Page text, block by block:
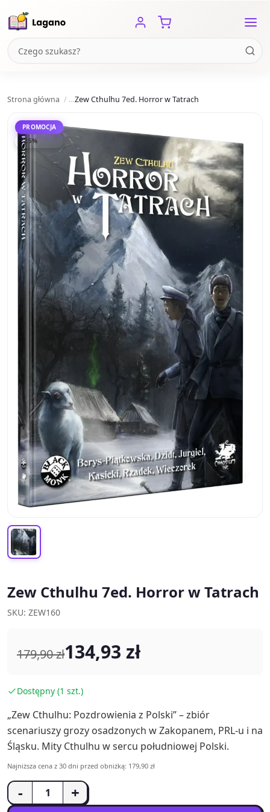
Strona główna Zew Cthulhu 7ed. Horror w Tatrach
PROMOCJA
-25%
Zew Cthulhu 7ed. Horror w Tatrach
SKU: ZEW160
179,90 zł134,93 zł
Dostępny (1 szt.)
„Zew Cthulhu: Pozdrowienia z Polski” – zbiór
scenariuszy grozy osadzonych w Zakopanem, PRL-u i na
Śląsku. Mity Cthulhu w sercu południowej Polski.
Najniższa cena z 30 dni przed obniżką: 179,90 zł
- +